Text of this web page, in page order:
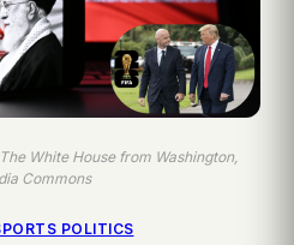
White House from Washington,
Commons
POLITICS